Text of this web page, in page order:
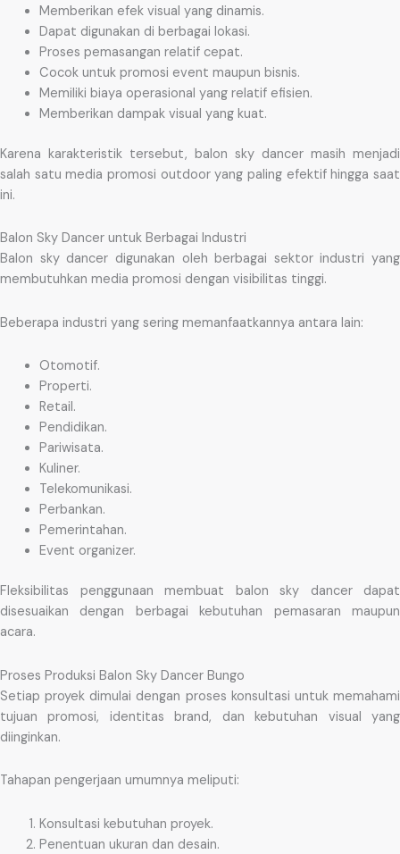
Memberikan efek visual yang dinamis.
Dapat digunakan di berbagai lokasi.
Proses pemasangan relatif cepat.
Cocok untuk promosi event maupun bisnis.
Memiliki biaya operasional yang relatif efisien.
Memberikan dampak visual yang kuat.
Karena karakteristik tersebut, balon sky dancer masih menjadi
salah satu media promosi outdoor yang paling efektif hingga saat
ini.
Balon Sky Dancer untuk Berbagai Industri
Balon sky dancer digunakan oleh berbagai sektor industri yang
membutuhkan media promosi dengan visibilitas tinggi.
Beberapa industri yang sering memanfaatkannya antara lain:
Otomotif.
Properti.
Retail.
Pendidikan.
Pariwisata.
Kuliner.
Telekomunikasi.
Perbankan.
Pemerintahan.
Event organizer.
Fleksibilitas penggunaan membuat balon sky dancer dapat
disesuaikan dengan berbagai kebutuhan pemasaran maupun
acara.
Proses Produksi Balon Sky Dancer Bungo
Setiap proyek dimulai dengan proses konsultasi untuk memahami
tujuan promosi, identitas brand, dan kebutuhan visual yang
diinginkan.
Tahapan pengerjaan umumnya meliputi:
Konsultasi kebutuhan proyek.
Penentuan ukuran dan desain.